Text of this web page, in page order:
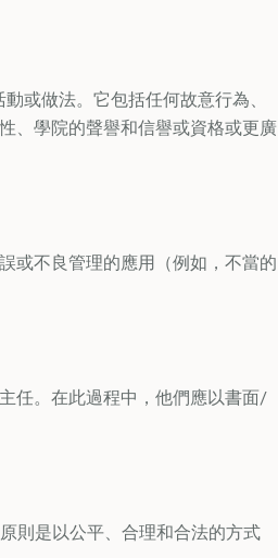
或做法。它包括任何故意行為、
、學院的聲譽和信譽或資格或更廣
或不良管理的應用（例如，不當的
任。在此過程中，他們應以書面/
則是以公平、合理和合法的方式